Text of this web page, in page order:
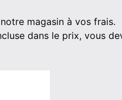
magasin à vos frais.
dans le prix, vous